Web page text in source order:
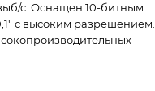
с. Оснащен 10-битным
с высоким разрешением.